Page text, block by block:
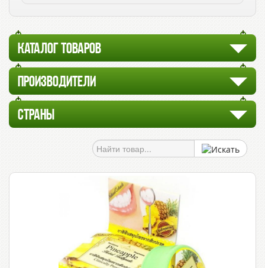
КАТАЛОГ ТОВАРОВ
ПРОИЗВОДИТЕЛИ
СТРАНЫ